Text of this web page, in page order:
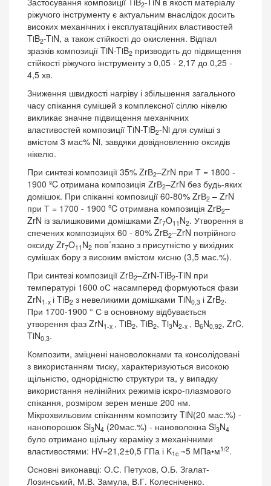
2
ріжучого інструменту є актуальним внаслідок досить
високих механічних і експлуатаційних властивостей
TiB2-TiN, а також стійкості до окислення. Відпал
зразків композиції TiN-TiB2 призводить до підвищення
стійкості ріжучого інструменту з 0,05 - 2,17 до 0,25 -
4,5 хв.
Зниження швидкості нагріву і збільшення загального
часу спікання сумішей з комплексної сіллю нікелю
викликає значне підвищення механічних
властивостей композиції TiN-TiB2-Ni для суміші з
вмістом 3 мас% Ni, завдяки довідновленню оксидів
нікелю.
При синтезі композиції 35% ZrВ2–ZrN при Т = 1800 -
1900 ºC отримана композиція ZrВ2–ZrN без будь-яких
домішок. При спіканні композиції 60-80% ZrВ2 – ZrN
при Т = 1700 - 1900 ºC отримана композиція ZrВ2–
ZrN із залишковими домішками Zr7O11 N2. Утворення в
спечених композиціях 60 - 80% ZrВ2–ZrN потрійного
оксиду Zr7O11 N2 пов´язано з присутністю у вихідних
сумішах бору з високим вмістом кисню (3,5 мас.%).
При синтезі композиції ZrВ2–ZrN-TiB2-TiN при
температурі 1600 оС насамперед формуються фази
ZrN1-x і TiB2 з невеликими домішками TiN0,3 і ZrB2.
При 1700-1900 ° С в основному відбувається
утворення фаз ZrN1-x , TiB2, TiB2, Ti3N2-x , B6N0,92, ZrC,
TiN0,3.
Композити, зміцнені нановолокнами та консолідовані
з використанням тиску, характеризуються високою
щільністю, однорідністю структури та, у випадку
використання нелінійних режимів іскро-плазмового
спікання, розміром зерен менше 200 нм.
Мікрохвильовим спіканням композиту TiN(20 мас.%) -
нанопорошок Si3N4 (20мас.%) - нановолокна Si3N4
було отримано щільну кераміку з механічними
властивостями: HV=21,2±0,5 ГПа і K1c ~5 МПа•м1/2.
Основні виконавці: О.С. Петухов, О.Б. Згалат-
Лозинський, М.В. Замула, В.Г. Колесніченко.